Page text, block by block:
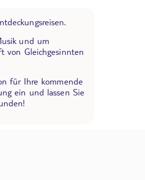
und um
von Gleichgesinnten
für Ihre kommende
ein und lassen Sie